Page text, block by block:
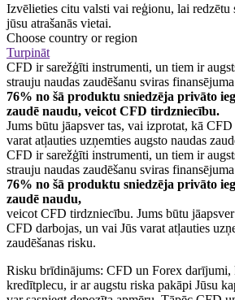
Izvēlieties citu valsti vai reģionu, lai redzētu
jūsu atrašanās vietai.
Choose country or region
Turpināt
CFD ir sarežģīti instrumenti, un tiem ir
strauju naudas zaudēšanu sviras
76% no šā produktu sniedzēja privāto
zaudē naudu, veicot CFD tirdzniecību.
Jums būtu jāapsver tas, vai izprotat, kā
varat atļauties uzņemties augsto naudas
CFD ir sarežģīti instrumenti, un tiem ir
strauju naudas zaudēšanu sviras
76% no šā produktu sniedzēja privāto
zaudē naudu,
veicot CFD tirdzniecību. Jums būtu
CFD darbojas, un vai Jūs varat atļauties
zaudēšanas risku.
Risku brīdinājums: CFD un Forex darījumi,
kredītplecu, ir ar augstu riska pakāpi Jūsu